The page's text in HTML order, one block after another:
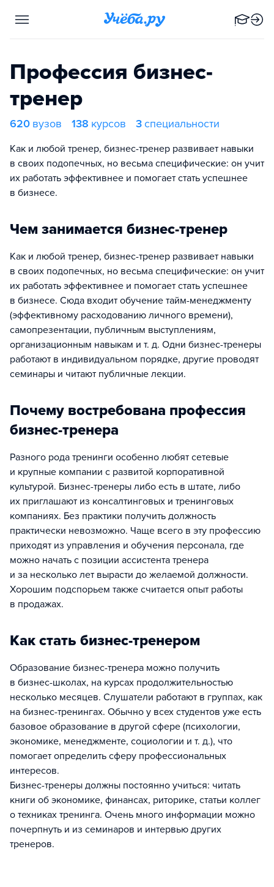
Профессия бизнес-
тренер
620 вузов 138 курсов 3специальности
Как и любой тренер, бизнес-тренер развивает навыки
в своих подопечных, но весьма специфические: он учит
их работать эффективнее и помогает стать успешнее
в бизнесе.
Чем занимается бизнес-тренер
Как и любой тренер, бизнес-тренер развивает навыки
в своих подопечных, но весьма специфические: он учит
их работать эффективнее и помогает стать успешнее
в бизнесе. Сюда входит обучение тайм-менеджменту
(эффективному расходованию личного времени),
самопрезентации, публичным выступлениям,
организационным навыкам и т. д. Одни бизнес-тренеры
работают в индивидуальном порядке, другие проводят
семинары и читают публичные лекции.
Почему востребована профессия
бизнес-тренера
Разного рода тренинги особенно любят сетевые
и крупные компании с развитой корпоративной
культурой. Бизнес-тренеры либо есть в штате, либо
их приглашают из консалтинговых и тренинговых
компаниях. Без практики получить должность
практически невозможно. Чаще всего в эту профессию
приходят из управления и обучения персонала, где
можно начать с позиции ассистента тренера
и за несколько лет вырасти до желаемой должности.
Хорошим подспорьем также считается опыт работы
в продажах.
Как стать бизнес-тренером
Образование бизнес-тренера можно получить
в бизнес-школах, на курсах продолжительностью
несколько месяцев. Слушатели работают в группах, как
на бизнес-тренингах. Обычно у всех студентов уже есть
базовое образование в другой сфере (психологии,
экономике, менеджменте, социологии и т. д.), что
помогает определить сферу профессиональных
интересов.
Бизнес-тренеры должны постоянно учиться: читать
книги об экономике, финансах, риторике, статьи коллег
о техниках тренинга. Очень много информации можно
почерпнуть и из семинаров и интервью других
тренеров.